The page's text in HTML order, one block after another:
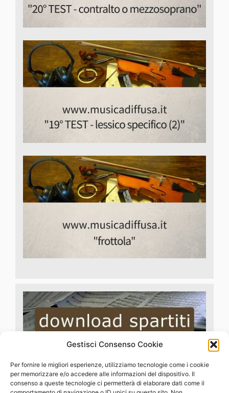
Gestisci Consenso Cookie
Per fornire le migliori esperienze, utilizziamo tecnologie come i cookie
per memorizzare e/o accedere alle informazioni del dispositivo. Il
consenso a queste tecnologie ci permetterà di elaborare dati come il